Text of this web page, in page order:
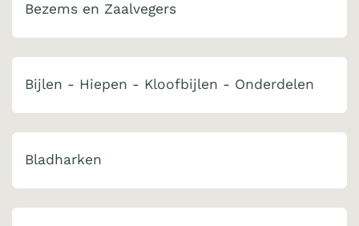
Bezems en Zaalvegers
Bijlen - Hiepen - Kloofbijlen - Onderdelen
Bladharken